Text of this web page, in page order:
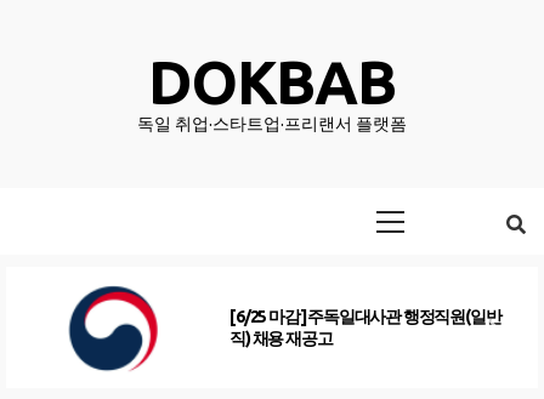
DOKBAB
독일 취업·스타트업·프리랜서 플랫폼
[6/25 마감] 주독일대사관 행정직원(일반
직) 채용 재공고